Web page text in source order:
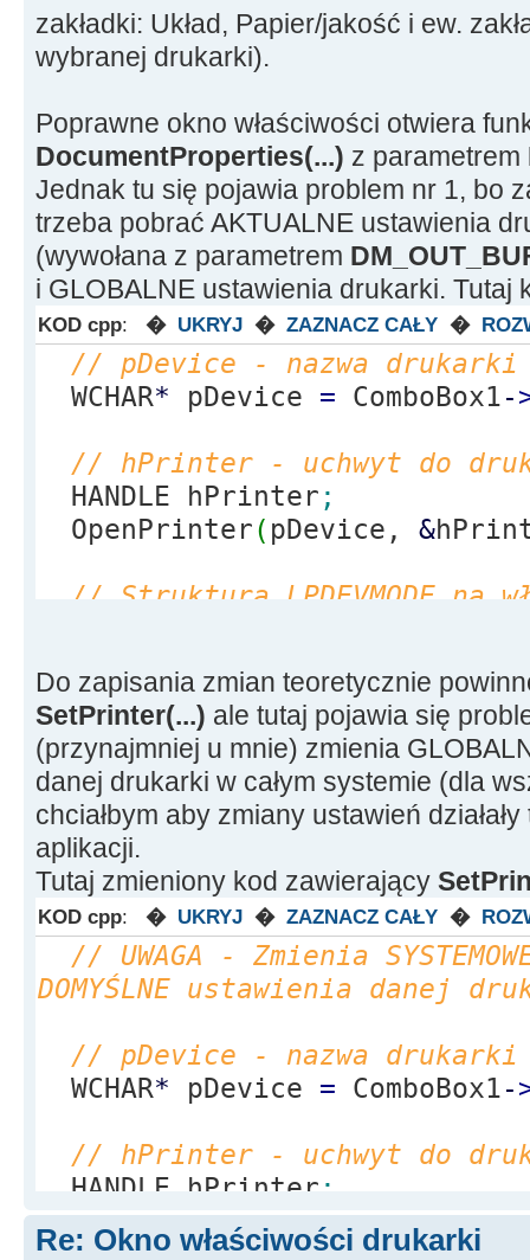
end
ShellExecute(Application.
PChar(printCommand
PChar
printerInfo
, nil,
end;
zakładki: Układ, Papier/jakość i ew.
wybranej drukarki).
Poprawne okno właściwości otwiera
DocumentProperties(...) z parametrem
Jednak tu się pojawia problem nr 1, bo
trzeba pobrać AKTUALNE ustawienia
(wywołana z parametrem
i GLOBALNE ustawienia drukarki. Tutaj
KOD cpp: � UKRYJ � ZAZNACZ CAŁY �
// pDevice - nazwa drukarki
WCHAR* pDevice = ComboBox1-
// hPrinter - uchwyt do
HANDLE hPrinter ;
OpenPrinter( pDevice, &
// Struktura LPDEVMODE na
LPDEVMODE pDevMode=
(LPDEVMODE)malloc(dwNeeded);
// DM_OUT_BUFFER - Pobiera
drukarki >> pDevMode
DocumentProperties
pDevMode,NULL, DM_OUT_BUFFER
// DM_IN_PROMPT - Pokaż
drukarki, zmiany zapisuje do
pDevMode, pDevMode,
DM_OUT_BUFFER);
// Tutaj należałoby
'pDevMode' do ustawień
SetPrinter ???
Do zapisania zmian teoretycznie
SetPrinter(...) ale tutaj pojawia się
(przynajmniej u mnie) zmienia
danej drukarki w całym systemie (dla
chciałbym aby zmiany ustawień
aplikacji.
Tutaj zmieniony kod zawierający
KOD cpp: � UKRYJ � ZAZNACZ CAŁY �
// UWAGA - Zmienia
DOMYŚLNE ustawienia danej
// pDevice - nazwa drukarki
WCHAR* pDevice = ComboBox1-
// hPrinter - uchwyt do
HANDLE hPrinter ;
OpenPrinter(pDevice,&
Re: Okno właściwości drukarki